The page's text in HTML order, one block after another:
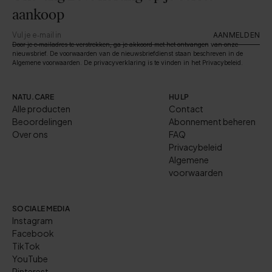
NATU.CARE
Alle producten
Beoordelingen
Over ons
HULP
Contact
Abonnement beheren
FAQ
Privacybeleid
Algemene
voorwaarden
SOCIALE MEDIA
Instagram
Facebook
TikTok
YouTube
aankoop
AANMELDEN
Door je e‑mailadres te verstrekken, ga je akkoord met het ontvangen van onze
nieuwsbrief. De voorwaarden van de nieuwsbriefdienst staan beschreven in de
Algemene voorwaarden. De privacyverklaring is te vinden in het Privacybeleid.